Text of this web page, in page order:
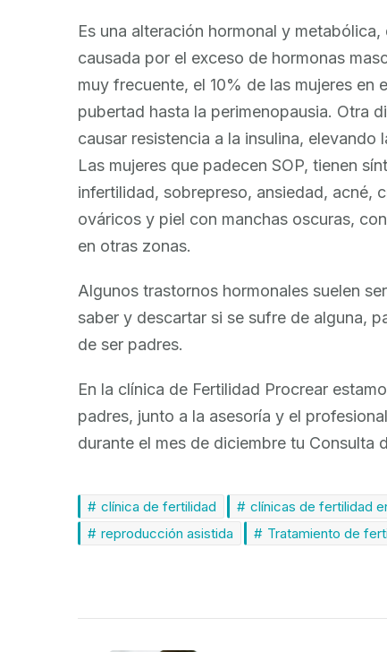
Es una alteración hormonal y
causada por el exceso de hormonas
muy frecuente, el 10% de las mujeres
pubertad hasta la perimenopausia. Otra
causar resistencia a la insulina,
Las mujeres que padecen SOP, tienen
infertilidad, sobrepreso, ansiedad, acné,
ováricos y piel con manchas oscuras,
en otras zonas.
Algunos trastornos hormonales suelen
saber y descartar si se sufre de alguna,
de ser padres.
En la clínica de Fertilidad Procrear
padres, junto a la asesoría y el
durante el mes de diciembre tu Consulta
clínica de fertilidad
clínicas de fertilidad
reproducción asistida
Tratamiento de